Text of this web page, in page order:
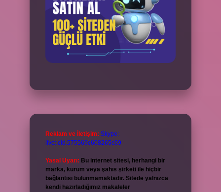
Reklam ve İletişim: Skype:
live:.cid.575569c608265c69
Yasal Uyarı: Bu internet sitesi, herhangi bir
marka, kurum veya şahıs şirketi ile hiçbir
bağlantısı bulunmamaktadır. Sitede yalnızca
kendi hazırladığımız makaleler